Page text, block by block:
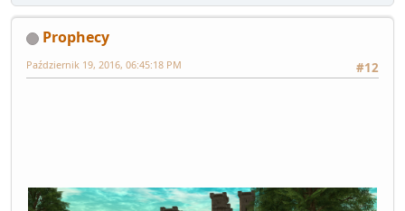
Prophecy
#12
Październik 19, 2016, 06:45:18 PM